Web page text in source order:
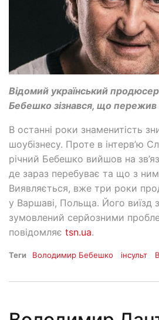
Відомий український
Бебешко зізнався, що пережив
В останні роки знаменитість
шоубізнесу. Проте в інтерв’ю
річний Бебешко вийшов на
де зараз перебуває та що з
Виявляється, вже три роки
у Варшаві, Польща. Його виїзд
зумовлений серйозними
повідомляє tsn.ua.
Теги Володимир Бебешко інсульт